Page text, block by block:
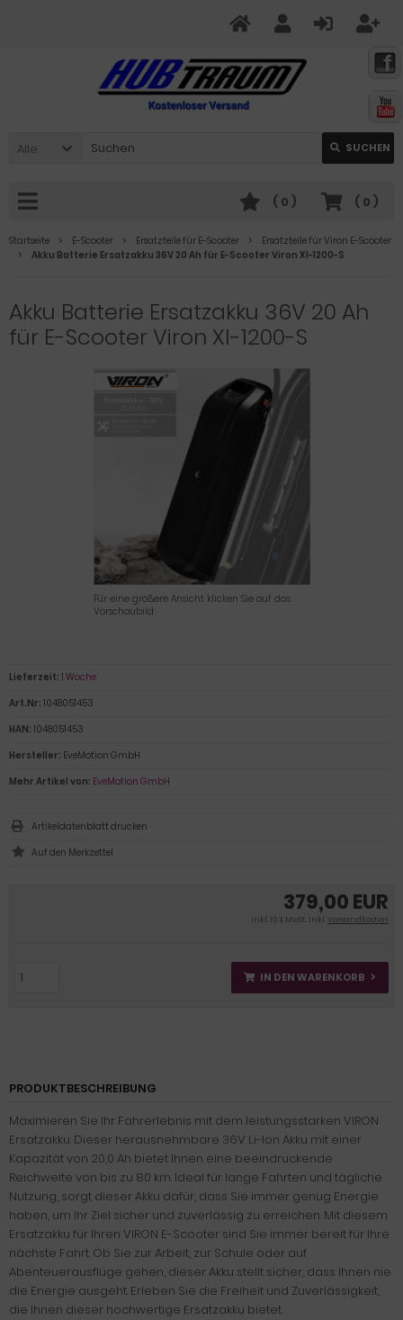
Alle SUCHEN
( 0 )
( 0 )
Startseite E-Scooter Ersatzteile für E-Scooter
Ersatzteile für Viron E-Scooter
Akku Batterie Ersatzakku 36V 20 Ah für E-Scooter Viron XI-1200-S
Akku Batterie Ersatzakku 36V 20 Ah
für E-Scooter Viron XI-1200-S
Für eine größere Ansicht klicken Sie auf das
Vorschaubild
379,00 EUR
inkl. 19 % MwSt. inkl.Versandkosten
IN DEN WARENKORB
Lieferzeit: 1 Woche
Art.Nr: 1048051453
HAN: 1048051453
Hersteller: EveMotion GmbH
Mehr Artikel von: EveMotion GmbH
Artikeldatenblatt drucken
PRODUKTBESCHREIBUNG
Maximieren Sie Ihr Fahrerlebnis mit dem leistungsstarken VIRON
Ersatzakku. Dieser herausnehmbare 36V Li-Ion Akku mit einer
Kapazität von 20,0 Ah bietet Ihnen eine beeindruckende
Reichweite von bis zu 80 km. Ideal für lange Fahrten und tägliche
Nutzung, sorgt dieser Akku dafür, dass Sie immer genug Energie
haben, um Ihr Ziel sicher und zuverlässig zu erreichen. Mit diesem
Ersatzakku für Ihren VIRON E-Scooter sind Sie immer bereit für Ihre
nächste Fahrt. Ob Sie zur Arbeit, zur Schule oder auf
Abenteuerausflüge gehen, dieser Akku stellt sicher, dass Ihnen nie
die Energie ausgeht. Erleben Sie die Freiheit und Zuverlässigkeit,
die Ihnen dieser hochwertige Ersatzakku bietet.